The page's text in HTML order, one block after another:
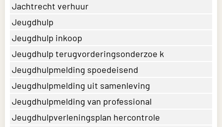
Jachtrecht verhuur
Jeugdhulp
Jeugdhulp inkoop
Jeugdhulp terugvorderingsonderzoe k
Jeugdhulpmelding spoedeisend
Jeugdhulpmelding uit samenleving
Jeugdhulpmelding van professional
Jeugdhulpverleningsplan hercontrole